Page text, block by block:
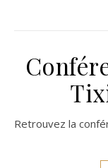
Retrouvez la